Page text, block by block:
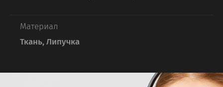
Материал
Ткань, Липучка